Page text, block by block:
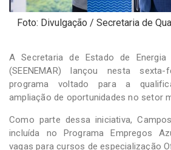
Foto: Divulgação / Secretaria de
A Secretaria de Estado de
(SEENEMAR) lançou nesta
programa voltado para a
ampliação de oportunidades no setor
Como parte dessa iniciativa,
incluída no Programa Empregos
vagas para cursos de especialização